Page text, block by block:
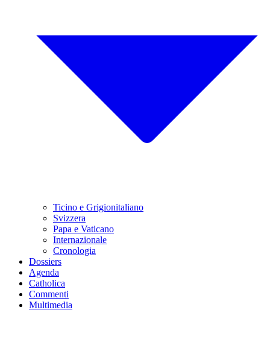
Ticino e Grigionitaliano
Svizzera
Papa e Vaticano
Internazionale
Cronologia
Dossiers
Agenda
Catholica
Commenti
Multimedia